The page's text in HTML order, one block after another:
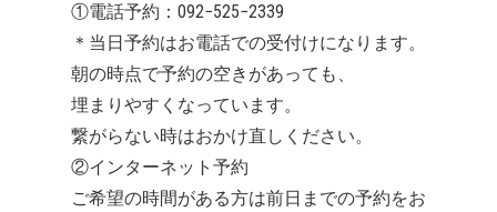
①電話予約：092−525−2339
＊当日予約はお電話での受付けになります。
朝の時点で予約の空きがあっても、
埋まりやすくなっています。
繋がらない時はおかけ直しください。
②インターネット予約
ご希望の時間がある方は前日までの予約をお